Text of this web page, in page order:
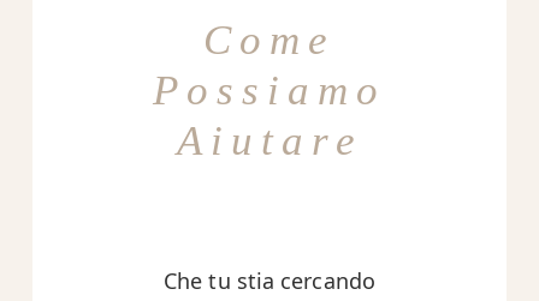
Come
Possiamo
Aiutare
Che tu stia cercando